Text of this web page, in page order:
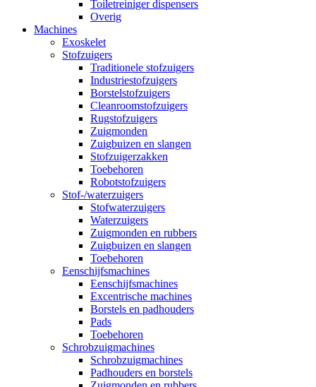
Toiletreiniger dispensers
Overig
Machines
Exoskelet
Stofzuigers
Traditionele stofzuigers
Industriestofzuigers
Borstelstofzuigers
Cleanroomstofzuigers
Rugstofzuigers
Zuigmonden
Zuigbuizen en slangen
Stofzuigerzakken
Toebehoren
Robotstofzuigers
Stof-/waterzuigers
Stofwaterzuigers
Waterzuigers
Zuigmonden en rubbers
Zuigbuizen en slangen
Toebehoren
Eenschijfsmachines
Eenschijfsmachines
Excentrische machines
Borstels en padhouders
Pads
Toebehoren
Schrobzuigmachines
Schrobzuigmachines
Padhouders en borstels